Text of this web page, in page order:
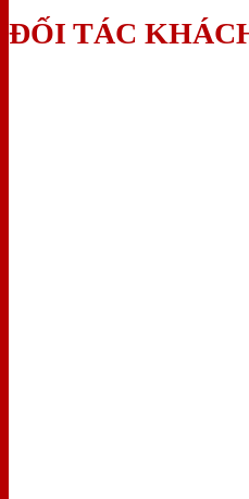
ĐỐI TÁC